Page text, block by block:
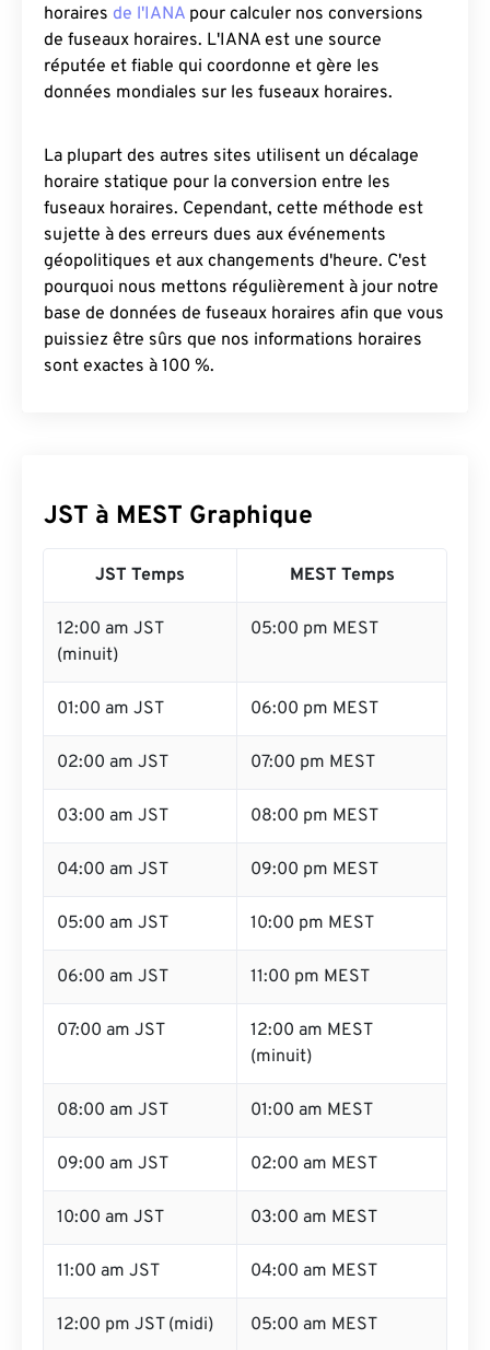
horaires de l'IANA pour calculer nos conversions
de fuseaux horaires. L'IANA est une source
réputée et fiable qui coordonne et gère les
données mondiales sur les fuseaux horaires.
La plupart des autres sites utilisent un décalage
horaire statique pour la conversion entre les
fuseaux horaires. Cependant, cette méthode est
sujette à des erreurs dues aux événements
géopolitiques et aux changements d'heure. C'est
pourquoi nous mettons régulièrement à jour notre
base de données de fuseaux horaires afin que vous
puissiez être sûrs que nos informations horaires
sont exactes à 100 %.
JST à MEST Graphique
JST Temps MEST Temps
12:00 am JST
(minuit)
05:00 pm MEST
01:00 am JST 06:00 pm MEST
02:00 am JST 07:00 pm MEST
03:00 am JST 08:00 pm MEST
04:00 am JST 09:00 pm MEST
05:00 am JST 10:00 pm MEST
06:00 am JST 11:00 pm MEST
07:00 am JST
12:00 am MEST
(minuit)
08:00 am JST 01:00 am MEST
09:00 am JST 02:00 am MEST
10:00 am JST 03:00 am MEST
11:00 am JST 04:00 am MEST
12:00 pm JST (midi) 05:00 am MEST